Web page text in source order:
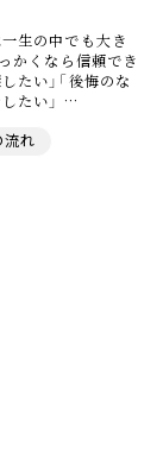
生の中でも大き
かくなら信頼でき
たい」「後悔のな
たい」 …
流れ